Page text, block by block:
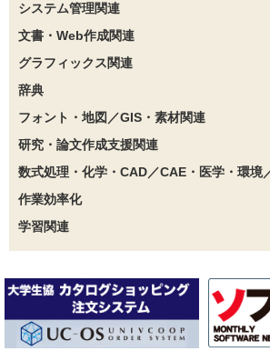
システム管理関連
文書・Web作成関連
グラフィックス関連
辞典
フォント・地図／GIS・素材関連
研究・論文作成支援関連
数式処理・化学・CAD／CAE・医学・環境
作業効率化
学習関連